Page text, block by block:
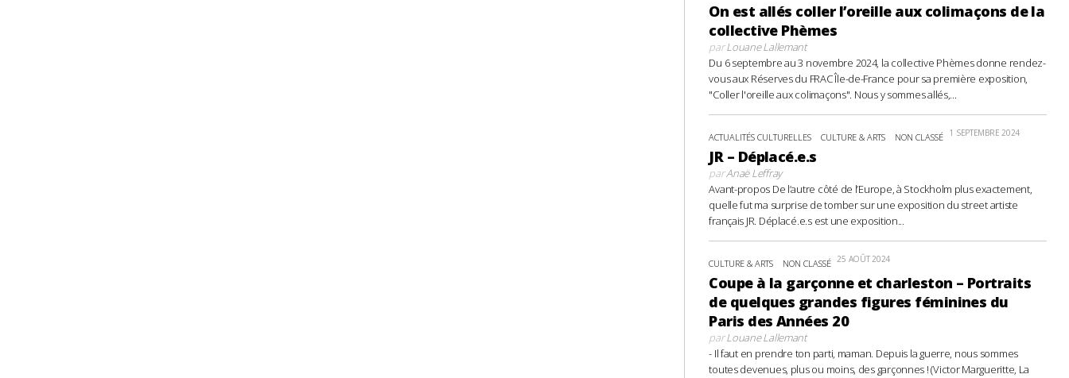
On est allés coller l’oreille aux colimaçons de la
collective Phèmes
parLouane Lallemant
Du 6 septembre au 3 novembre 2024, la collective Phèmes donne rendez-
vous aux Réserves du FRAC Île-de-France pour sa première exposition,
"Coller l'oreille aux colimaçons". Nous y sommes allés,...
ACTUALITÉS CULTURELLES CULTURE & ARTS NON CLASSÉ 1 SEPTEMBRE 2024
JR – Déplacé.e.s
parAnaë Leffray
Avant-propos De l’autre côté de l’Europe, à Stockholm plus exactement,
quelle fut ma surprise de tomber sur une exposition du street artiste
français JR. Déplacé.e.s est une exposition...
CULTURE & ARTS NON CLASSÉ 25 AOÛT 2024
Coupe à la garçonne et charleston – Portraits
de quelques grandes figures féminines du
Paris des Années 20
parLouane Lallemant
- Il faut en prendre ton parti, maman. Depuis la guerre, nous sommes
toutes devenues, plus ou moins, des garçonnes ! (Victor Margueritte, La